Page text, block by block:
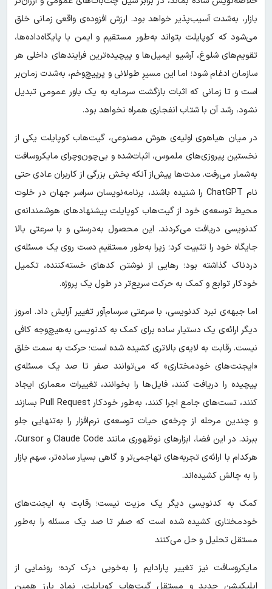
بازار، به‌شدت آسیب‌پذیر خواهد بود. ارزش افزوده‌ی واقعی زمانی خلق
می‌شود که کوپایلت بتواند به‌طور مستقیم و ایمن با پایگاه‌داده‌ها،
تقویم‌های شلوغ، آرشیو ایمیل‌ها و پیچیده‌ترین فرایندهای داخلی هر
سازمان ادغام شود؛ اما این مسیرِ طولانی و پرپیچ‌‌وخم، به‌شدت زمان‌بر
است و تا زمانی که اثبات بازگشت سرمایه به یک باور عمومی تبدیل
نشود، رشد آن با شتاب انفجاری همراه نخواهد بود.
در میان هیاهوی اولیه‌ی هوش مصنوعی، گیت‌هاب کوپایلت یکی از
نخستین پیروزی‌های ملموس، اثبات‌شده و بی‌چون‌وچرای مایکروسافت
به‌شمار می‌رفت. مدت‌ها پیش‌از آنکه بخش بزرگی از کاربران عادی حتی
نام ChatGPT را شنیده باشند، برنامه‌نویسان سراسر جهان در خلوت
محیط توسعه‌ی خود از گیت‌هاب کوپایلت پیشنهادهای هوشمندانه‌ی
کدنویسی دریافت می‌کردند. این محصول به‌درستی و با سرعتی بالا
جایگاه خود را تثبیت کرد؛ زیرا به‌طور مستقیم دست روی یک مسئله‌ی
دردناک گذاشته بود؛ رهایی از نوشتن کدهای خسته‌کننده، تکمیل
خودکار توابع و کمک به حرکت سریع‌تر در طول یک پروژه.
اما جبهه‌ی نبرد کدنویسی، با سرعتی سرسام‌آور تغییر آرایش داد. امروز
دیگر ارائه‌ی یک دستیار ساده برای کمک به کدنویسی به‌هیچ‌وجه کافی
نیست. رقابت به لایه‌ی بالاتری کشیده شده است؛ حرکت به سمت خلق
«ایجنت‌های خودمختاری» که می‌توانند صفر تا صد یک مسئله‌ی
پیچیده را دریافت کنند، فایل‌ها را بخوانند، تغییرات معماری ایجاد
کنند، تست‌های جامع اجرا کنند، به‌طور خودکار Pull Request بسازند
و چندین مرحله از چرخه‌ی حیات توسعه‌ی نرم‌افزار را به‌تنهایی جلو
ببرند. در این فضا، ابزارهای نوظهوری مانند Claude Code و Cursor،
هرکدام با ارائه‌ی تجربه‌های تهاجمی‌تر و گاهی بسیار ساده‌تر، سهم بازار
را به چالش کشیده‌اند.
کمک به کدنویسی دیگر یک مزیت نیست؛ رقابت به ایجنت‌های
خودمختاری کشیده شده است که صفر تا صد یک مسئله را به‌طور
مستقل تحلیل و حل می‌کنند
مایکروسافت نیز تغییر پارادایم را به‌خوبی درک کرده؛ رونمایی از
اپلیکیشن جدید و مستقل گیت‌هاب کوپایلت، نماد بارز همین